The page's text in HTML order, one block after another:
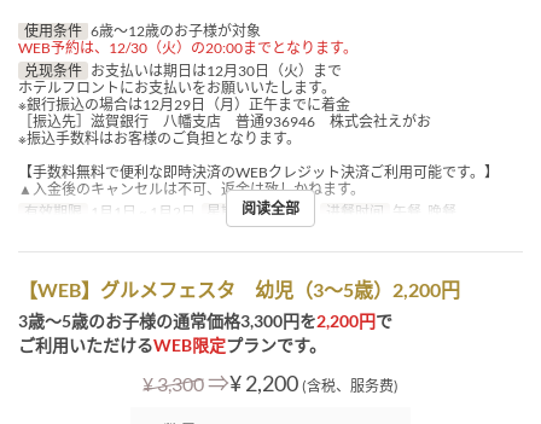
使用条件 6歳～12歳のお子様が対象
WEB予約は、12/30（火）の20:00までとなります。
兑现条件 お支払いは期日は12月30日（火）まで
ホテルフロントにお支払いをお願いいたします。
※銀行振込の場合は12月29日（月）正午までに着金
［振込先］滋賀銀行 八幡支店 普通936946 株式会社えがお
※振込手数料はお客様のご負担となります。
【手数料無料で便利な即時決済のWEBクレジット決済ご利用可能です。】
▲入金後のキャンセルは不可、返金は致しかねます。
有效期限
1月1日 ~ 1月2日 星期 四, 五, 假日 进餐时间 午餐, 晚餐
阅读全部
【WEB】グルメフェスタ 幼児（3～5歳）2,200円
3歳～5歳のお子様の通常価格3,300円を2,200円で
ご利用いただけるWEB限定プランです。
¥ 3,300⇒¥ 2,200 (含税、服务费)